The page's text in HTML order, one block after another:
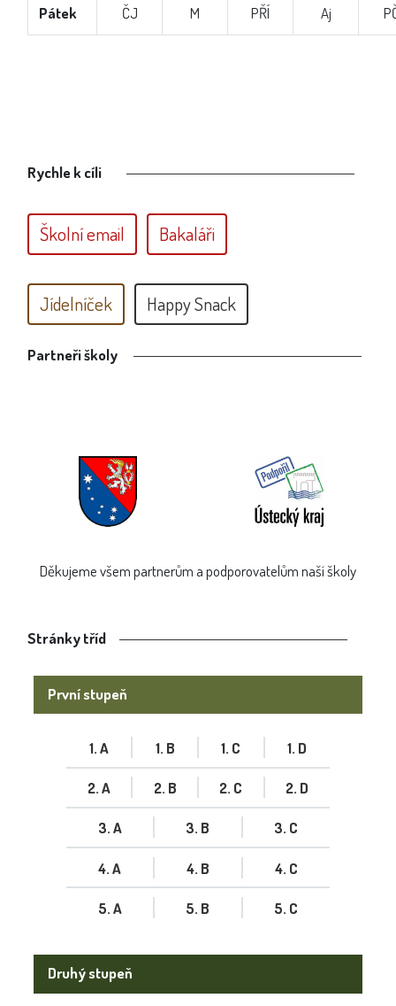
Pátek ČJ M PŘÍ Aj
Rychle k cíli
Školní email Bakaláři
Jídelníček Happy Snack
Partneři školy
Děkujeme všem partnerům a podporovatelům naší školy
Stránky tříd
První stupeň
1. A 1. B 1. C 1. D
2. A 2. B 2. C 2. D
3. A 3. B 3. C
4. A 4. B 4. C
5. A 5. B 5. C
Druhý stupeň